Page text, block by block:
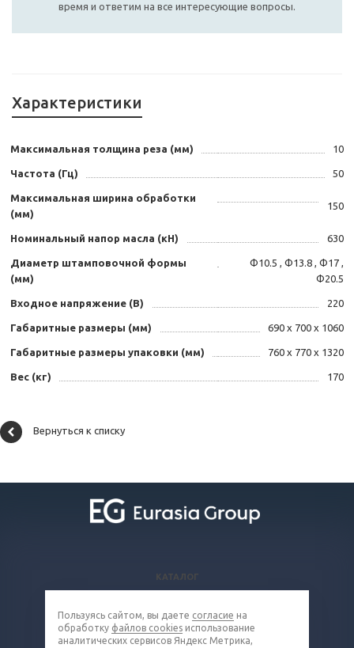
время и ответим на все интересующие вопросы.
Характеристики
Максимальная толщина реза (мм) 10
Частота (Гц) 50
Максимальная ширина обработки
(мм)
150
Номинальный напор масла (кН) 630
Диаметр штамповочной формы
(мм)
Ф10.5 , Ф13.8 , Ф17 ,
Ф20.5
Входное напряжение (В) 220
Габаритные размеры (мм) 690 х 700 х 1060
Габаритные размеры упаковки (мм) 760 х 770 х 1320
Вес (кг) 170
Вернуться к списку
КАТАЛОГ
КОМПАНИЯ
КОНТАКТЫ
Пользуясь сайтом, вы даете согласие на
обработку файлов cookies использование
аналитических сервисов Яндекс Метрика,